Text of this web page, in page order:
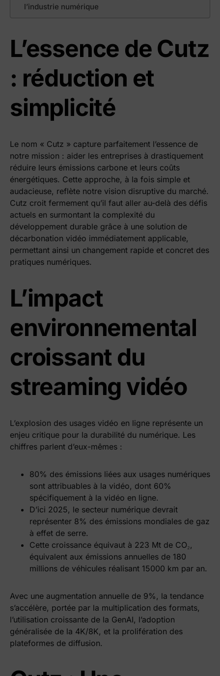
l’industrie numérique
L’essence de Cutz
: réduction et
simplicité
Le nom « Cutz » capture parfaitement l’essence de
notre mission : aider les entreprises à drastiquement
réduire leurs émissions carbone et leurs coûts
énergétiques. Cette approche, à la fois simple et
audacieuse, reflète notre vision disruptive du marché.
Cutz croit fermement qu’il faut aller au-delà des défis
actuels en surmontant la complexité du
développement durable grâce à une solution de
décarbonation vidéo immédiatement applicable,
permettant ainsi un changement rapide et concret des
pratiques numériques.
L’impact
environnemental
croissant du
streaming vidéo
L’explosion des usages vidéo en ligne représente un
enjeu critique pour la durabilité du numérique. Les
chiffres parlent d’eux-mêmes :
80% des émissions liées aux usages numériques
sont attribuables à la vidéo, dont 60%
spécifiquement à la vidéo en ligne.
D’ici 2025, le secteur numérique devrait
représenter 8% des émissions mondiales de gaz
à effet de serre.
Cette croissance équivaut à 223 Mt de CO₂,
équivalent aux émissions annuelles de 180
millions de véhicules réalisant 15000 km par an.
Avec une augmentation annuelle de 9%, la tendance
s’accélère, portée par la multiplication des formats,
l’utilisation croissante de la GenAI, l’adoption
généralisée de la 4K/8K, et la prolifération des
plateformes de diffusion.